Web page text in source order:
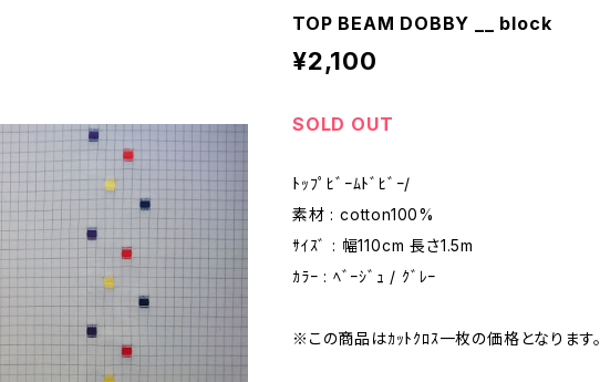
TOP BEAM DOBBY __ block
¥2,100
SOLD OUT
ﾄｯﾌﾟﾋﾞｰﾑﾄﾞﾋﾞｰ/
素材 : cotton100%
ｻｲｽﾞ : 幅110cm 長さ1.5m
ｶﾗｰ : ﾍﾞｰｼﾞｭ / ｸﾞﾚｰ
※この商品はｶｯﾄｸﾛｽ一枚の価格となります。